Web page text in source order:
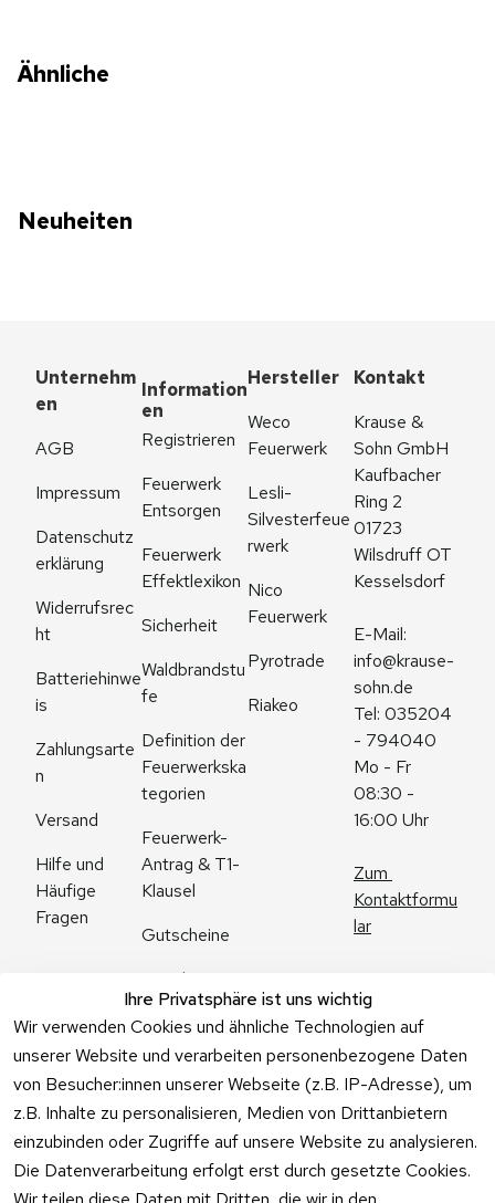
Ähnliche
Neuheiten
Ihre Privatsphäre ist uns wichtig
Wir verwenden Cookies und ähnliche Technologien auf
unserer Website und verarbeiten personenbezogene Daten
von Besucher:innen unserer Webseite (z.B. IP-Adresse), um
z.B. Inhalte zu personalisieren, Medien von Drittanbietern
einzubinden oder Zugriffe auf unsere Website zu analysieren.
Die Datenverarbeitung erfolgt erst durch gesetzte Cookies.
Unternehm
en
AGB
Impressum
Datenschutz
erklärung
Widerrufsrec
ht
Batteriehinwe
is
Zahlungsarte
n
Versand
Hilfe und
Häufige
Fragen
Information
en
Registrieren
Feuerwerk
Entsorgen
Feuerwerk
Effektlexikon
Sicherheit
Waldbrandstu
fe
Definition der
Feuerwerkska
tegorien
Feuerwerk-
Antrag & T1-
Klausel
Gutscheine
Angebote
Feuerwerk
Online kaufen
Hersteller
Weco
Feuerwerk
Lesli-
Silvesterfeue
rwerk
Nico
Feuerwerk
Pyrotrade
Riakeo
Kontakt
Krause &
Sohn GmbH
Kaufbacher
Ring 2
01723
Wilsdruff OT
Kesselsdorf
info@krause-
sohn.de
Tel: 035204
- 794040
Mo - Fr
08:30 -
16:00 Uhr
Zum
Kontaktformu
lar
Vertrag